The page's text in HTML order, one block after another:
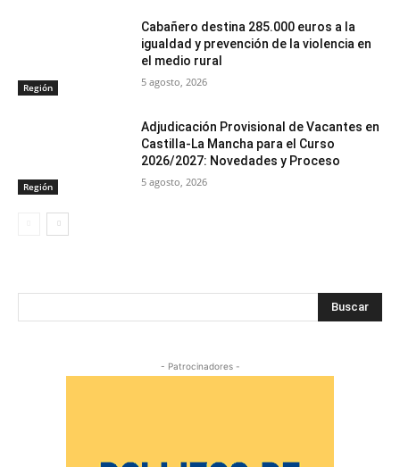
Región
Cabañero destina 285.000 euros a la
igualdad y prevención de la violencia en
el medio rural
5 agosto, 2026
Región
Adjudicación Provisional de Vacantes en
Castilla-La Mancha para el Curso
2026/2027: Novedades y Proceso
5 agosto, 2026
Buscar
- Patrocinadores -